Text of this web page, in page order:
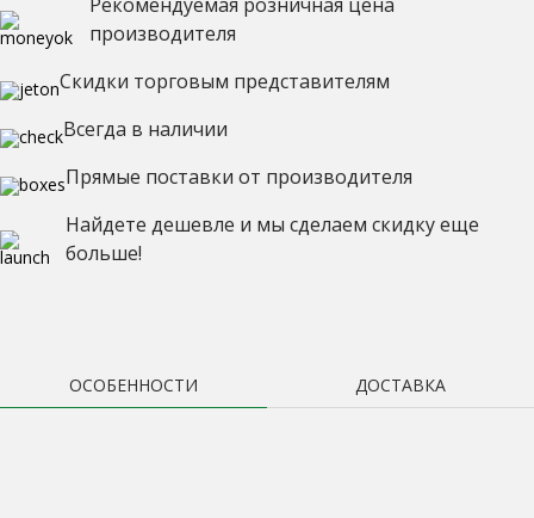
производителя
Скидки торговым представителям
Всегда в наличии
Прямые поставки от производителя
Найдете дешевле и мы сделаем скидку еще
больше!
ОСОБЕННОСТИ ДОСТАВКА